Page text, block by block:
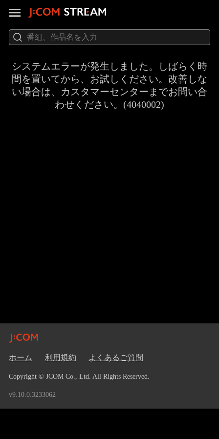
システムエラーが発生しました。しばらく時
間を置いてから、お試しください。改善しな
い場合は、カスタマーセンターまでお問い合
わせください。(4040002)
ホーム 利用規約 よくあるご質問
Copyright © JCOM Co., Ltd. All Rights Reserved.
v9.10.0.3233062